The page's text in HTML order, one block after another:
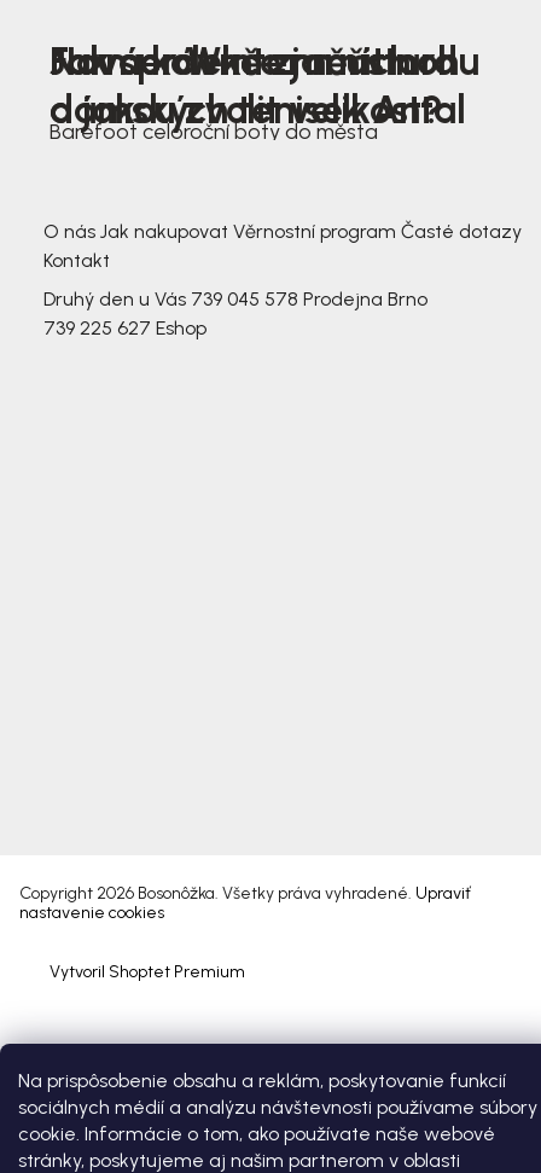
Na prispôsobenie obsahu a reklám, poskytovanie funkcií
sociálnych médií a analýzu návštevnosti používame súbory
cookie. Informácie o tom, ako používate naše webové
stránky, poskytujeme aj našim partnerom v oblasti
Nová kolekce jarních
dámských tenisek Antal
Jak správně změřit nohu
a jakou zvolit velikost?
Farmer Winter mustard
Barefoot celoroční boty do města
O nás Jak nakupovat Věrnostní program Časté dotazy
Kontakt
Druhý den u Vás 739 045 578 Prodejna Brno
739 225 627 Eshop
Vytvoril Shoptet Premium
Copyright 2026 Bosonôžka. Všetky práva vyhradené. Upraviť
nastavenie cookies